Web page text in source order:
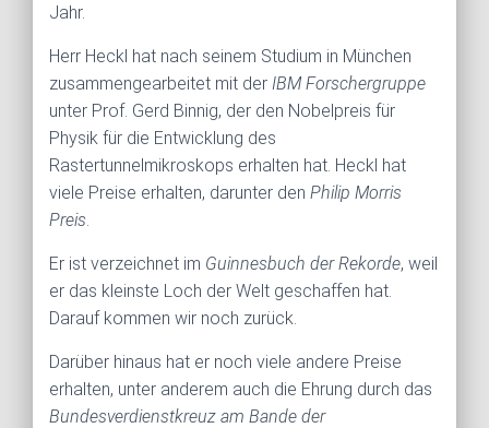
Jahr.
Herr Heckl hat nach seinem Studium in München
zusammengearbeitet mit der IBM Forschergruppe
unter Prof. Gerd Binnig, der den Nobelpreis für
Physik für die Entwicklung des
Rastertunnelmikroskops erhalten hat. Heckl hat
viele Preise erhalten, darunter den Philip Morris
Preis
Er ist verzeichnet im Guinnesbuch der Rekorde, weil
er das kleinste Loch der Welt geschaffen hat.
Darauf kommen wir noch zurück.
Darüber hinaus hat er noch viele andere Preise
erhalten, unter anderem auch die Ehrung durch das
Bundesverdienstkreuz am Bande der